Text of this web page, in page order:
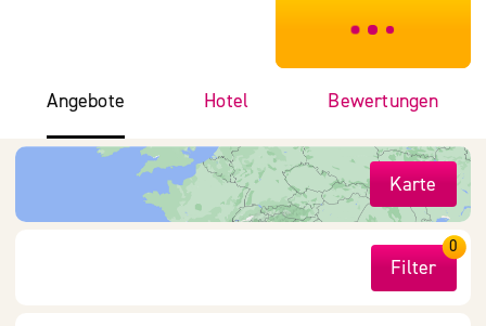
***************
Angebote Hotel Bewertungen
Karte
Filter
0